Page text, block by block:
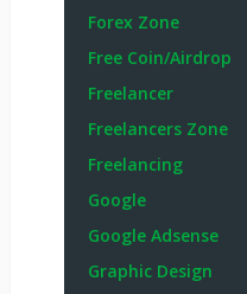
Forex Zone
Free Coin/Airdrop
Freelancer
Freelancers Zone
Freelancing
Google
Google Adsense
Graphic Design